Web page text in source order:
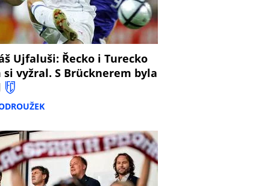
Ujfaluši: Řecko i Turecko
si vyžral. S Brücknerem byla